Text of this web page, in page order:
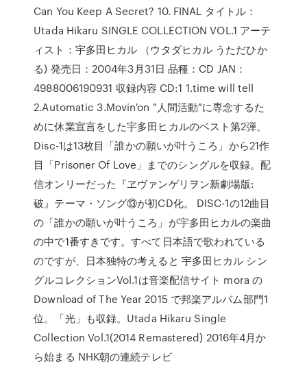
Can You Keep A Secret? 10. FINAL タイトル：
Utada Hikaru SINGLE COLLECTION VOL.1 アーテ
ィスト：宇多田ヒカル （ウタダヒカル うただひか
る) 発売日：2004年3月31日 品種：CD JAN：
4988006190931 収録内容 CD:1 1.time will tell
2.Automatic 3.Movin'on "人間活動"に専念するた
めに休業宣言をした宇多田ヒカルのベスト第2弾。
Disc-1は13枚目「誰かの願いが叶うころ」から21作
目「Prisoner Of Love」までのシングルを収録。配
信オンリーだった『ヱヴァンゲリヲン新劇場版:
破』テーマ・ソング⑬が初CD化。 DISC-1の12曲目
の「誰かの願いが叶うころ」が宇多田ヒカルの楽曲
の中で1番すきです。すべて日本語で歌われている
のですが、日本独特の考えると 宇多田ヒカル シン
グルコレクションVol.1は音楽配信サイト mora の
Download of The Year 2015 で邦楽アルバム部門1
位。「光」も収録。Utada Hikaru Single
Collection Vol.1(2014 Remastered) 2016年4月か
ら始まる NHK朝の連続テレビ